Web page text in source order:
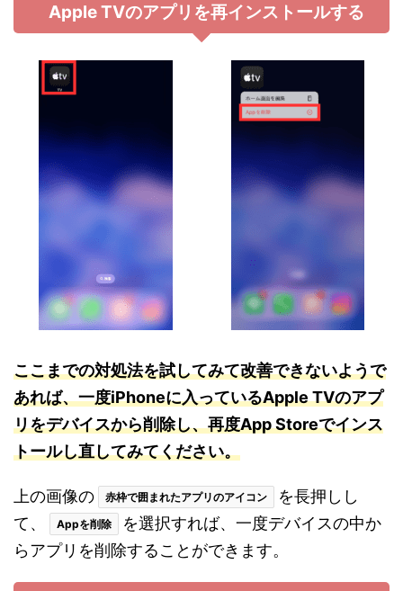
Apple TVのアプリを再インストールする
ここまでの対処法を試してみて改善できないようで
あれば、一度iPhoneに入っているApple TVのアプ
リをデバイスから削除し、再度App Storeでインス
トールし直してみてください。
上の画像の 赤枠で囲まれたアプリのアイコン
を長押しし
て、
Appを削除
を選択すれば、一度デバイスの中か
らアプリを削除することができます。